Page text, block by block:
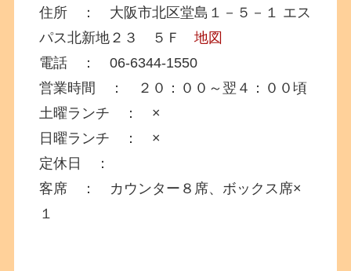
住所 ： 大阪市北区堂島１－５－１ エス
パス北新地２３ ５Ｆ地図
電話 ： 06-6344-1550
営業時間 ： ２０：００～翌４：００頃
土曜ランチ ： ×
日曜ランチ ： ×
定休日 ：
客席 ： カウンター８席、ボックス席×
１